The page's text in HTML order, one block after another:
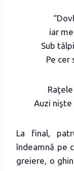
iar
Sub
Pe
Auzi nişte
La final,
îndeamnă pe
greiere, o